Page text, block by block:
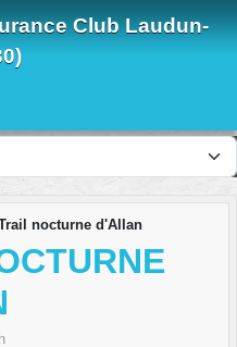
Club Laudun-
nocturne d'Allan